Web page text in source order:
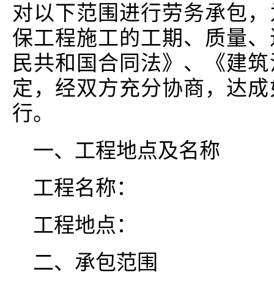
对以下范围进行劳务承包
保工程施工的工期、质量
民共和国合同法》、《建
定，经双方充分协商，达
行。
一、工程地点及名称
工程名称：
工程地点：
二、承包范围